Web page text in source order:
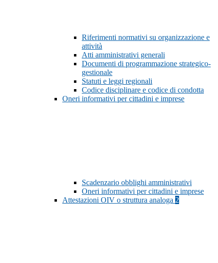
Riferimenti normativi su organizzazione e
attività
Atti amministrativi generali
Documenti di programmazione strategico-
gestionale
Statuti e leggi regionali
Codice disciplinare e codice di condotta
Oneri informativi per cittadini e imprese
Scadenzario obblighi amministrativi
Oneri informativi per cittadini e imprese
Attestazioni OIV o struttura analoga 2